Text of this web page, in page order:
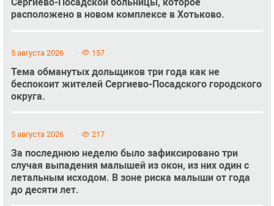
расположено в новом комплексе в Хотьково.
5 августа 2026 157
Тема обманутых дольщиков три года как не
беспокоит жителей Сергиево-Посадского городского
округа.
5 августа 2026 217
За последнюю неделю было зафиксировано три
случая выпадения малышей из окон, из них один с
летальным исходом. В зоне риска малыши от года
до десяти лет.